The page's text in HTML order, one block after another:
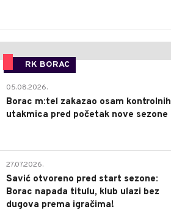
RK BORAC
05.08.2026.
Borac m:tel zakazao osam kontrolnih
utakmica pred početak nove sezone
27.07.2026.
Savić otvoreno pred start sezone:
Borac napada titulu, klub ulazi bez
dugova prema igračima!